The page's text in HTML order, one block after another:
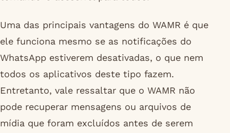
Uma das principais vantagens do WAMR é que
ele funciona mesmo se as notificações do
WhatsApp estiverem desativadas, o que nem
todos os aplicativos deste tipo fazem.
Entretanto, vale ressaltar que o WAMR não
pode recuperar mensagens ou arquivos de
mídia que foram excluídos antes de serem